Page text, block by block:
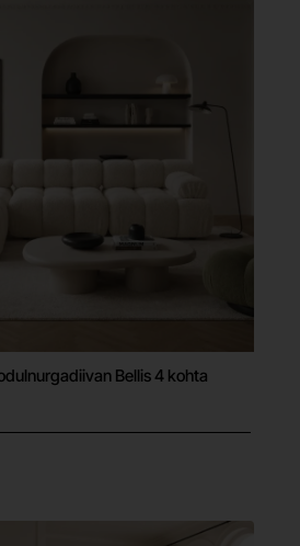
Tasuta tarne
Bukleekangast moodulnurgadiivan Bellis 4 kohta